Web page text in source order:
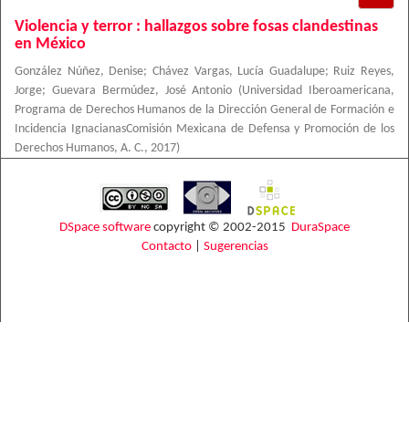
Violencia y terror : hallazgos sobre fosas clandestinas
en México
González Núñez, Denise; Chávez Vargas, Lucía Guadalupe;
Ruiz Reyes,
Jorge; Guevara Bermúdez, José Antonio (Universidad Iberoamericana,
Programa de Derechos Humanos de la Dirección General de Formación e
Incidencia IgnacianasComisión Mexicana de Defensa y Promoción de los
Derechos Humanos, A. C., 2017)
DSpace software copyright © 2002-2015 DuraSpace
Contacto| Sugerencias